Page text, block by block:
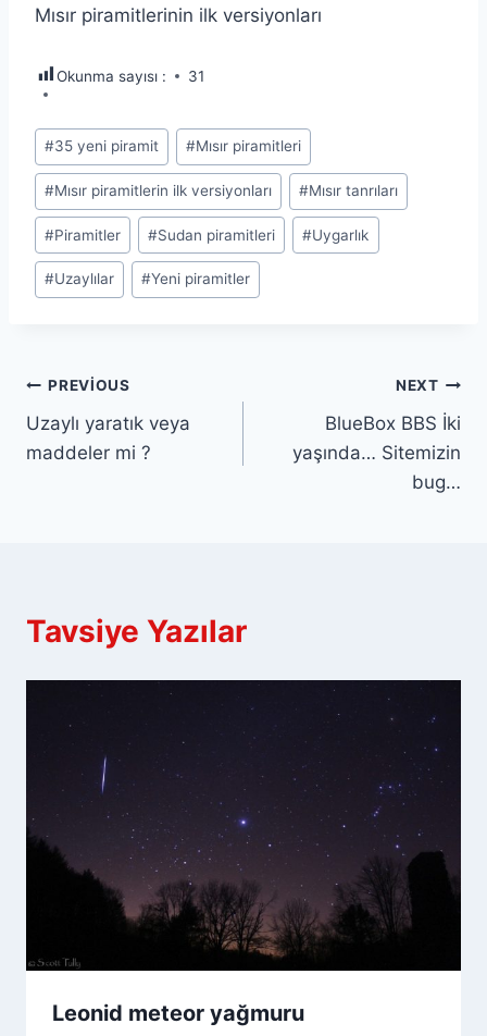
Mısır piramitlerinin ilk versiyonları
Okunma sayısı : 31
Post
Tags:
#35 yeni piramit #Mısır piramitleri
#Mısır piramitlerin ilk versiyonları #Mısır tanrıları
#Piramitler #Sudan piramitleri #Uygarlık
#Uzaylılar #Yeni piramitler
Yazı
gezinmesi
PREVIOUS
Uzaylı yaratık veya
maddeler mi ?
NEXT
BlueBox BBS İki
yaşında… Sitemizin
bug…
Tavsiye Yazılar
Leonid meteor yağmuru